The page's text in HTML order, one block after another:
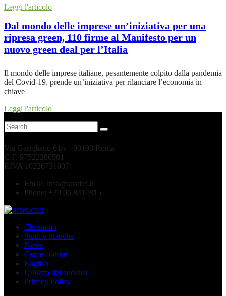
Leggi l'articolo
Dal mondo delle imprese un’iniziativa per una
ripresa green, 110 firme al Manifesto per un
nuovo green deal per l’Italia
Il mondo delle imprese italiane, pesantemente colpito dalla pandemia
del Covid-19, prende un’iniziativa per rilanciare l’economia in
chiave
Leggi l'articolo
Via Garigliano 61/a - 00198 Roma
C.F. 97522280581
P.IVA 10226731007
Email: info@susdef.it
Phone: +39 06 8414815
Chi siamo
Studi e ricerche
News
Come aderire
English
Utilizzo dei cookies
Privacy Policy